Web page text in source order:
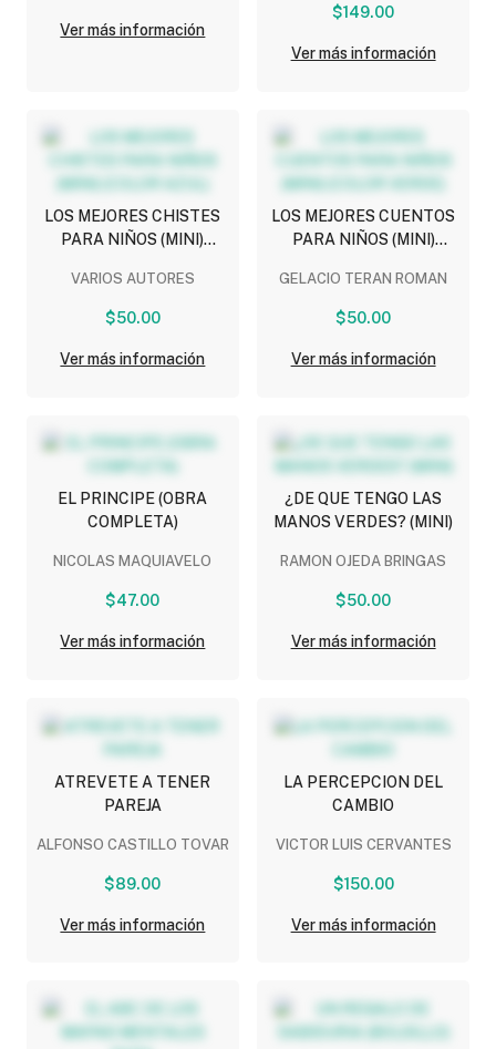
Ver más información
$149.00
Ver más información
LOS MEJORES CHISTES
PARA NIÑOS (MINI)
VARIOS AUTORES
$50.00
Ver más información
LOS MEJORES CUENTOS
PARA NIÑOS (MINI)
GELACIO TERAN ROMAN
$50.00
Ver más información
EL PRINCIPE (OBRA
COMPLETA)
NICOLAS MAQUIAVELO
$47.00
Ver más información
¿DE QUE TENGO LAS
MANOS VERDES? (MINI)
RAMON OJEDA BRINGAS
$50.00
Ver más información
ATREVETE A TENER
PAREJA
ALFONSO CASTILLO TOVAR
$89.00
Ver más información
LA PERCEPCION DEL
CAMBIO
VICTOR LUIS CERVANTES
$150.00
Ver más información